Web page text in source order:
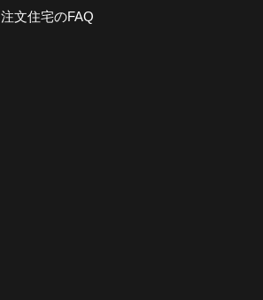
注文住宅のFAQ